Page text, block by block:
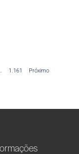
1.161 Próximo